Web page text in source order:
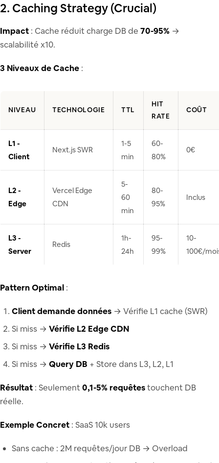
2. Caching Strategy (Crucial)
Impact : Cache réduit charge DB de 70-95% →
scalabilité x10.
3 Niveaux de Cache :
NIVEAU TECHNOLOGIE TTL
HIT
RATE
COÛT
L1 -
Client
Next.js SWR
1-5
min
60-
80%
0€
L2 -
Edge
Vercel Edge
CDN
5-
60
min
80-
95%
Inclus
L3 -
Server
Redis
1h-
24h
95-
99%
10-
100€/
Pattern Optimal :
Client demande données → Vérifie L1 cache (SWR)
Si miss → Vérifie L2 Edge CDN
Si miss → Vérifie L3 Redis
Si miss → Query DB + Store dans L3, L2, L1
Résultat : Seulement0,1-5% requêtestouchent DB
réelle.
Exemple Concret : SaaS 10k users
Sans cache : 2M requêtes/jour DB → Overload